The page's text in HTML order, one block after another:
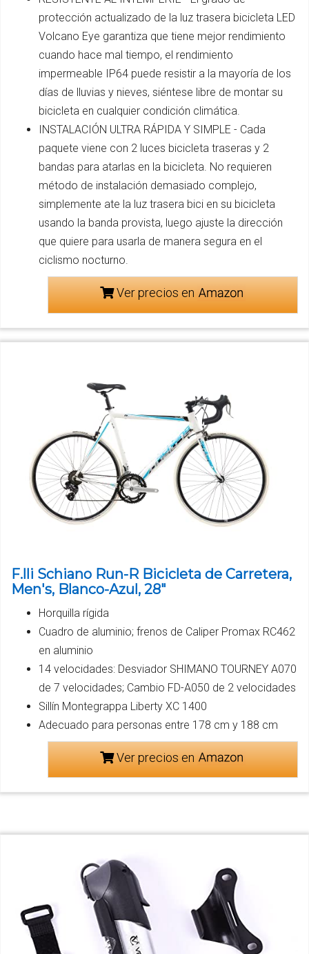
protección actualizado de la luz trasera bicicleta LED
Volcano Eye garantiza que tiene mejor rendimiento
cuando hace mal tiempo, el rendimiento
impermeable IP64 puede resistir a la mayoría de los
días de lluvias y nieves, siéntese libre de montar su
bicicleta en cualquier condición climática.
INSTALACIÓN ULTRA RÁPIDA Y SIMPLE - Cada
paquete viene con 2 luces bicicleta traseras y 2
bandas para atarlas en la bicicleta. No requieren
método de instalación demasiado complejo,
simplemente ate la luz trasera bici en su bicicleta
usando la banda provista, luego ajuste la dirección
que quiere para usarla de manera segura en el
ciclismo nocturno.
Ver precios en
F.lli Schiano Run-R Bicicleta de Carretera,
Men's, Blanco-Azul, 28"
Horquilla rígida
Cuadro de aluminio; frenos de Caliper Promax RC462
en aluminio
14 velocidades: Desviador SHIMANO TOURNEY A070
de 7 velocidades; Cambio FD-A050 de 2 velocidades
Sillín Montegrappa Liberty XC 1400
Adecuado para personas entre 178 cm y 188 cm
Ver precios en